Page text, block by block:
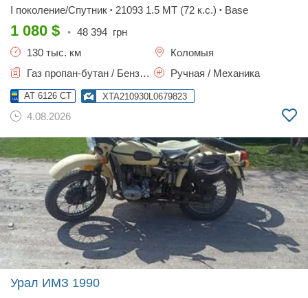
I поколение/Спутник • 21093 1.5 MT (72 к.с.) • Base
1 080 $ • 48 394 грн
130 тыс. км
Коломыя
Газ пропан-бутан / Бензин, 1.5 л.
Ручная / Механика
AT 6126 CT XTA210930L0679823
4.08.2026
Урал ИМЗ 1990